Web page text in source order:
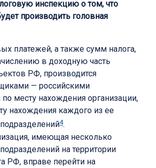
инспекцию о том, что
производить головная
платежей, а также сумм налога,
в доходную часть
РФ, производится
— российскими
месту нахождения организации,
нахождения каждого из ее
4.
имеющая несколько
на территории
РФ, вправе перейти на